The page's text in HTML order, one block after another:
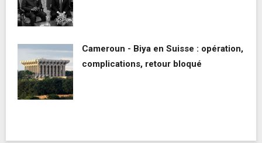
Cameroun - Biya en Suisse : opération,
complications, retour bloqué